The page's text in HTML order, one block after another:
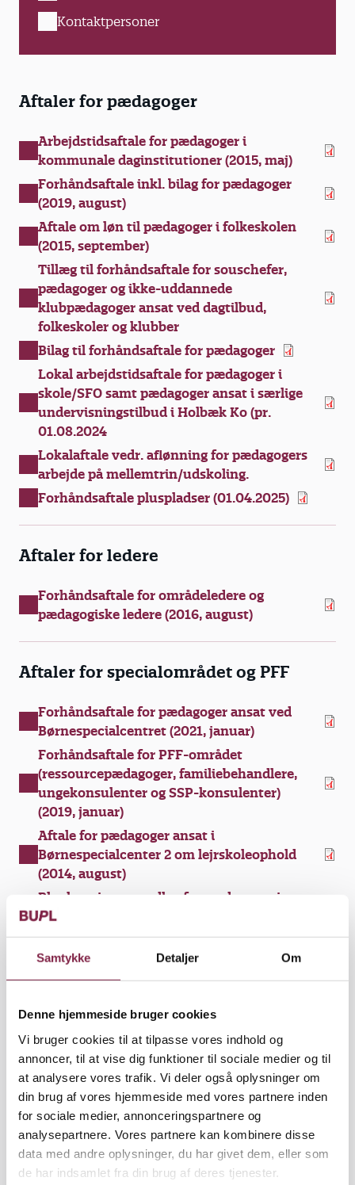
Samtykke Detaljer Om
Denne hjemmeside bruger cookies
Vi bruger cookies til at tilpasse vores indhold og
annoncer, til at vise dig funktioner til sociale medier og til
at analysere vores trafik. Vi deler også oplysninger om
din brug af vores hjemmeside med vores partnere inden
for sociale medier, annonceringspartnere og
analysepartnere. Vores partnere kan kombinere disse
data med andre oplysninger, du har givet dem, eller som
de har indsamlet fra din brug af deres tjenester.
Kontaktpersoner
Aftaler for pædagoger
Arbejdstidsaftale for pædagoger i
kommunale daginstitutioner (2015, maj)
Forhåndsaftale inkl. bilag for pædagoger
(2019, august)
Aftale om løn til pædagoger i folkeskolen
(2015, september)
Tillæg til forhåndsaftale for souschefer,
pædagoger og ikke-uddannede
klubpædagoger ansat ved dagtilbud,
folkeskoler og klubber
Bilag til forhåndsaftale for pædagoger
Lokal arbejdstidsaftale for pædagoger i
skole/SFO samt pædagoger ansat i særlige
undervisningstilbud i Holbæk Ko (pr.
01.08.2024
Lokalaftale vedr. aflønning for pædagogers
arbejde på mellemtrin/udskoling.
Forhåndsaftale pluspladser (01.04.2025)
Aftaler for ledere
Forhåndsaftale for områdeledere og
pædagogiske ledere (2016, august)
Aftaler for specialområdet og PFF
Forhåndsaftale for pædagoger ansat ved
Børnespecialcentret (2021, januar)
Forhåndsaftale for PFF-området
(ressourcepædagoger, familiebehandlere,
ungekonsulenter og SSP-konsulenter)
(2019, januar)
Aftale for pædagoger ansat i
Børnespecialcenter 2 om lejrskoleophold
(2014, august)
Planlægningsgrundlag for pædagoger i
Børnespecialcenter 2 (2014, august)
Bilag til planlægningsgrundlag for
pædagoger i Børnespecialcenter 2 (2014,
august)
Øvrige aftaler
TR-aftale for pædagoger i dagtilbud og
skoler vedr. vilkår (2017, januar)
TR-aftale for alle pædagoger vedr. frihed til
deltagelse i kurser mv. (2007, januar)
TR-aftale for pædagoger i
Børnespecialcenter 2 (2014, december)